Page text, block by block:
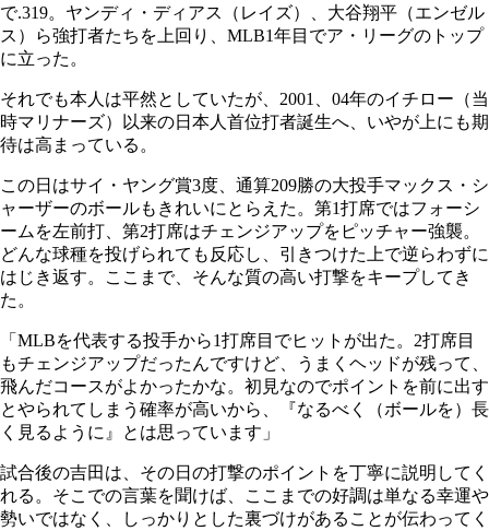
で.319。ヤンディ・ディアス（レイズ）、大谷翔平（エンゼル
ス）ら強打者たちを上回り、MLB1年目でア・リーグのトップ
に立った。
それでも本人は平然としていたが、2001、04年のイチロー（当
時マリナーズ）以来の日本人首位打者誕生へ、いやが上にも期
待は高まっている。
この日はサイ・ヤング賞3度、通算209勝の大投手マックス・シ
ャーザーのボールもきれいにとらえた。第1打席ではフォーシ
ームを左前打、第2打席はチェンジアップをピッチャー強襲。
どんな球種を投げられても反応し、引きつけた上で逆らわずに
はじき返す。ここまで、そんな質の高い打撃をキープしてき
た。
「MLBを代表する投手から1打席目でヒットが出た。2打席目
もチェンジアップだったんですけど、うまくヘッドが残って、
飛んだコースがよかったかな。初見なのでポイントを前に出す
とやられてしまう確率が高いから、『なるべく（ボールを）長
く見るように』とは思っています」
試合後の吉田は、その日の打撃のポイントを丁寧に説明してく
れる。そこでの言葉を聞けば、ここまでの好調は単なる幸運や
勢いではなく、しっかりとした裏づけがあることが伝わってく